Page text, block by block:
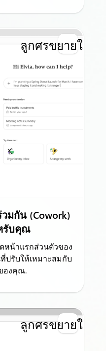
ลูกศรขยายใหญ่
มกัน (Cowork)
รับคุณ
ดหน้าแรกส่วนตัวของ
รับให้เหมาะสมกับ
องคุณ.
ลูกศรขยายใหญ่